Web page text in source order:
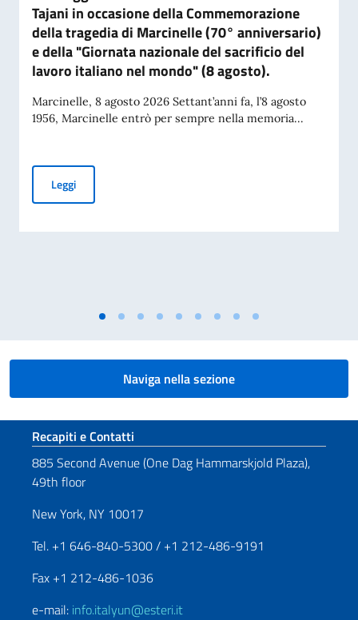
Tajani in occasione della Commemorazione
della tragedia di Marcinelle (70° anniversario)
e della "Giornata nazionale del sacrificio del
lavoro italiano nel mondo" (8 agosto).
Marcinelle, 8 agosto 2026 Settant’anni fa, l’8 agosto
1956, Marcinelle entrò per sempre nella memoria...
LeggiMessaggio del VPdC/On. Ministro Antonio Tajani in
Naviga nella sezione
Sezione footer
Recapiti e Contatti
885 Second Avenue (One Dag Hammarskjold Plaza),
49th floor
New York, NY 10017
Tel. +1 646-840-5300 / +1 212-486-9191
Fax +1 212-486-1036
e-mail: info.italyun@esteri.it